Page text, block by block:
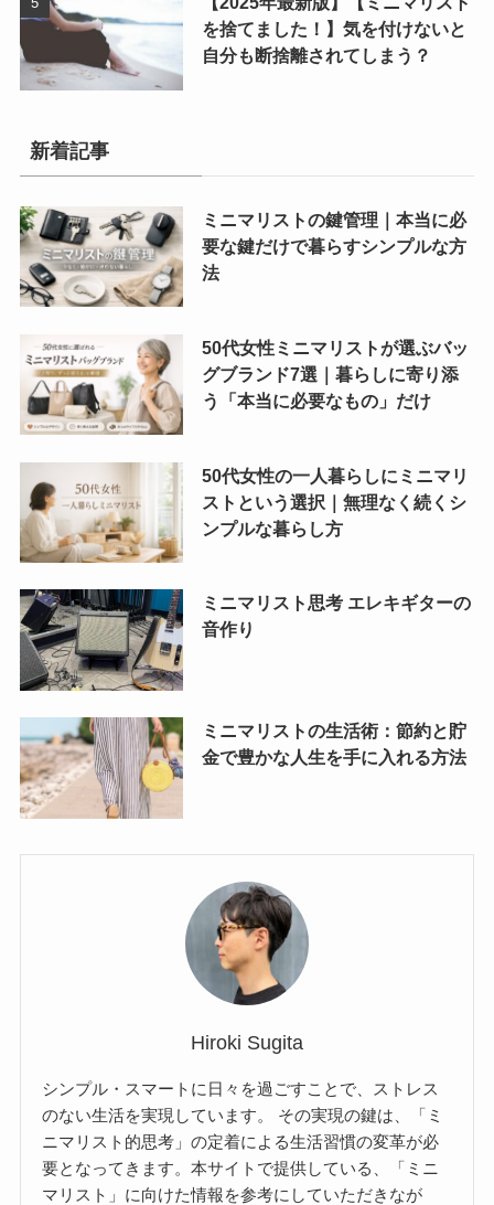
を捨てました！】気を付けないと
自分も断捨離されてしまう？
新着記事
ミニマリストの鍵管理｜本当に必
要な鍵だけで暮らすシンプルな方
法
50代女性ミニマリストが選ぶバッ
グブランド7選｜暮らしに寄り添
う「本当に必要なもの」だけ
50代女性の一人暮らしにミニマリ
ストという選択｜無理なく続くシ
ンプルな暮らし方
ミニマリスト思考 エレキギターの
音作り
ミニマリストの生活術：節約と貯
金で豊かな人生を手に入れる方法
Hiroki Sugita
シンプル・スマートに日々を過ごすことで、ストレス
のない生活を実現しています。 その実現の鍵は、「ミ
ニマリスト的思考」の定着による生活習慣の変革が必
要となってきます。本サイトで提供している、「ミニ
マリスト」に向けた情報を参考にしていただきなが